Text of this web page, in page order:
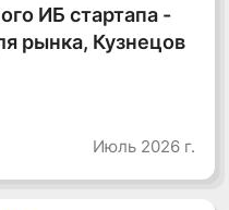
ИБ стартапа -
рынка, Кузнецов
Июль 2026 г.